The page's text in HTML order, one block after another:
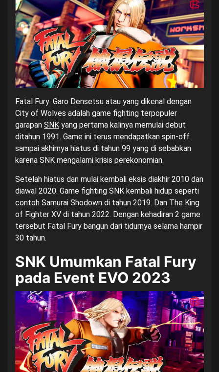
Fatal Fury: Garo Densetsu atau yang dikenal dengan
City of Wolves adalah game fighting terpopuler
garapan SNK yang pertama kalinya memulai debut
ditahun 1991. Game ini terus mendapatkan spin-off
sampai akhirnya hiatus di tahun 99 yang di sebabkan
karena SNK mengalami krisis perekonomian.
Setelah hiatus dan mulai kembali eksis diakhir 2010 dan
diawal 2020. Game fighting SNK kembali hidup seperti
contoh Samurai Shodown di tahun 2019. Dan The King
of Fighter XV di tahun 2022. Dengan kehadiran 2 game
tersebut Fatal Fury bangun dari tidurnya selama hampir
30 tahun.
SNK Umumkan Fatal Fury
pada Event EVO 2023